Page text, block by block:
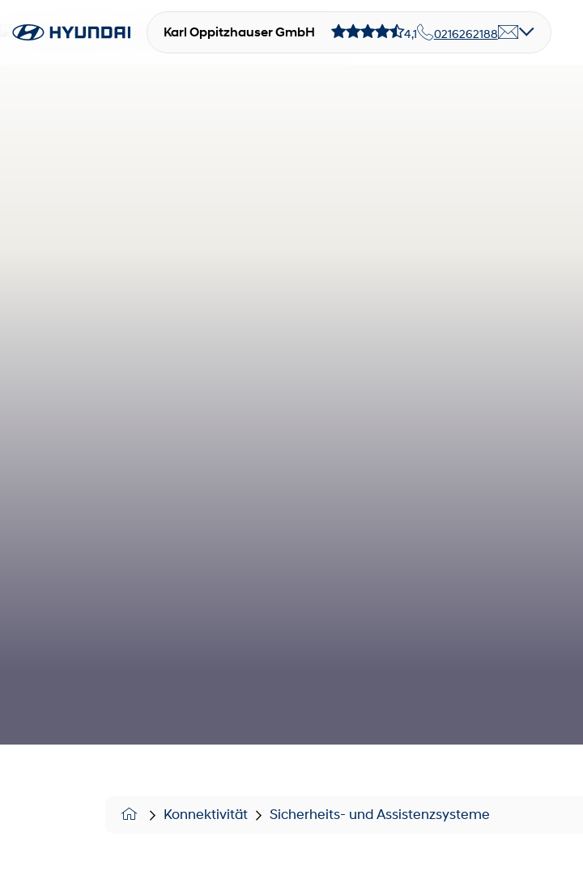
Karl Oppitzhauser GmbH 4,1 0216262188
Konnektivität Sicherheits- und Assistenzsysteme